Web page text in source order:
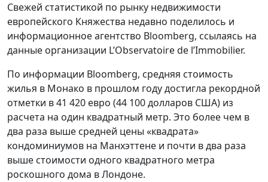
Свежей статистикой по рынку недвижимости
европейского Княжества недавно поделилось и
информационное агентство Bloomberg, ссылаясь на
данные организации L’Observatoire de l’Immobilier.
По информации Bloomberg, средняя стоимость
жилья в Монако в прошлом году достигла рекордной
отметки в 41 420 евро (44 100 долларов США) из
расчета на один квадратный метр. Это более чем в
два раза выше средней цены «квадрата»
кондоминиумов на Манхэттене и почти в два раза
выше стоимости одного квадратного метра
роскошного дома в Лондоне.